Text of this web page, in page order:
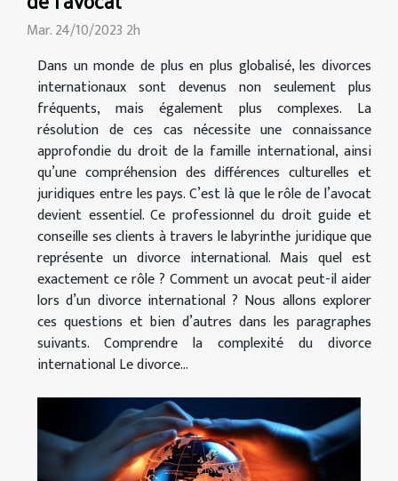
Mar. 24/10/2023 2h
Dans un monde de plus en plus globalisé, les divorces
internationaux sont devenus non seulement plus
fréquents, mais également plus complexes. La
résolution de ces cas nécessite une connaissance
approfondie du droit de la famille international, ainsi
qu’une compréhension des différences culturelles et
juridiques entre les pays. C’est là que le rôle de l’avocat
devient essentiel. Ce professionnel du droit guide et
conseille ses clients à travers le labyrinthe juridique que
représente un divorce international. Mais quel est
exactement ce rôle ? Comment un avocat peut-il aider
lors d’un divorce international ? Nous allons explorer
ces questions et bien d’autres dans les paragraphes
suivants. Comprendre la complexité du divorce
international Le divorce...